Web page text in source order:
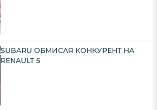
SUBARU ОБМИСЛЯ КОНКУРЕНТ НА
RENAULT 5